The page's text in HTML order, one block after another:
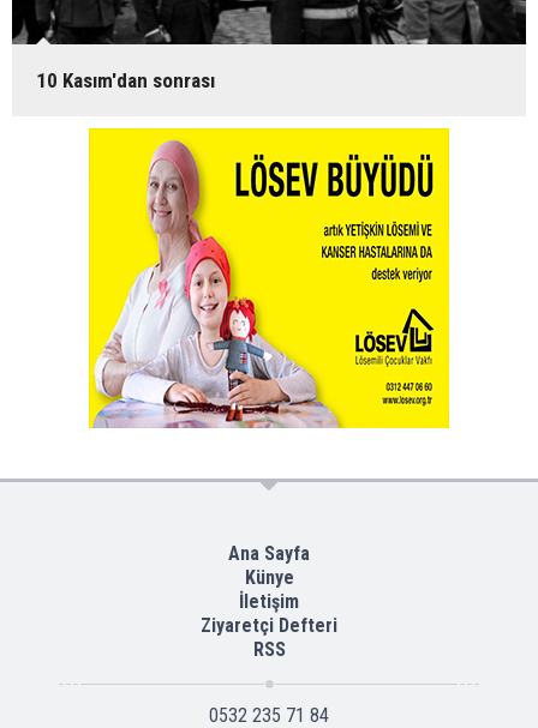
10 Kasım'dan sonrası
Ana Sayfa
Künye
İletişim
Ziyaretçi Defteri
RSS
0532 235 71 84